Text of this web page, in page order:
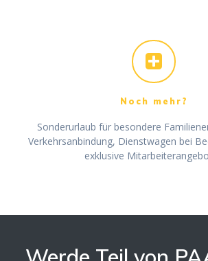
Noch mehr?
Sonderurlaub für besondere
Verkehrsanbindung, Dienstwagen bei
exklusive